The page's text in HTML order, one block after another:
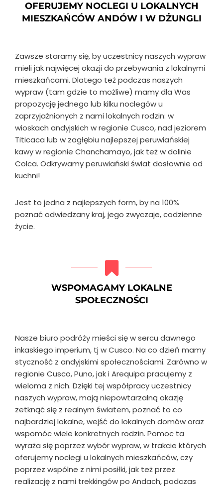
OFERUJEMY NOCLEGI U LOKALNYCH
MIESZKAŃCÓW ANDÓW I W DŻUNGLI
Zawsze staramy się, by uczestnicy naszych wypraw
mieli jak najwięcej okazji do przebywania z lokalnymi
mieszkańcami. Dlatego też podczas naszych
wypraw (tam gdzie to możliwe) mamy dla Was
propozycję jednego lub kilku noclegów u
zaprzyjaźnionych z nami lokalnych rodzin: w
wioskach andyjskich w regionie Cusco, nad jeziorem
Titicaca lub w zagłębiu najlepszej peruwiańskiej
kawy w regionie Chanchamayo, jak też w dolinie
Colca. Odkrywamy peruwiański świat dosłownie od
kuchni!
Jest to jedna z najlepszych form, by na 100%
poznać odwiedzany kraj, jego zwyczaje, codzienne
życie.
WSPOMAGAMY LOKALNE
SPOŁECZNOŚCI
Nasze biuro podróży mieści się w sercu dawnego
inkaskiego imperium, tj w Cusco. Na co dzień mamy
styczność z andyjskimi społecznościami. Zarówno w
regionie Cusco, Puno, jak i Arequipa pracujemy z
wieloma z nich. Dzięki tej współpracy uczestnicy
naszych wypraw, mają niepowtarzalną okazję
zetknąć się z realnym światem, poznać to co
najbardziej lokalne, wejść do lokalnych domów oraz
wspomóc wiele konkretnych rodzin. Pomoc ta
wyraża się poprzez wybór wypraw, w trakcie których
oferujemy noclegi u lokalnych mieszkańców, czy
poprzez wspólne z nimi posiłki, jak też przez
realizację z nami trekkingów po Andach, podczas